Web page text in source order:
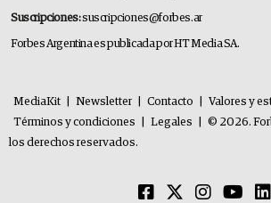
Suscripciones:suscripciones@forbes.ar
Forbes Argentina es publicada por HT Media SA.
MediaKit Newsletter Contacto Valores y
Términos y condiciones
Legales
© 2026.
los derechos reservados.